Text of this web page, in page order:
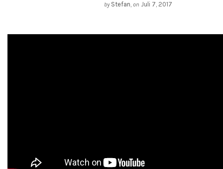
by Stefan, on Juli 7, 2017